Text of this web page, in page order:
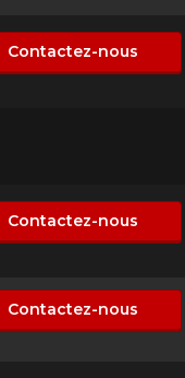
Contactez-nous
Contactez-nous
Contactez-nous